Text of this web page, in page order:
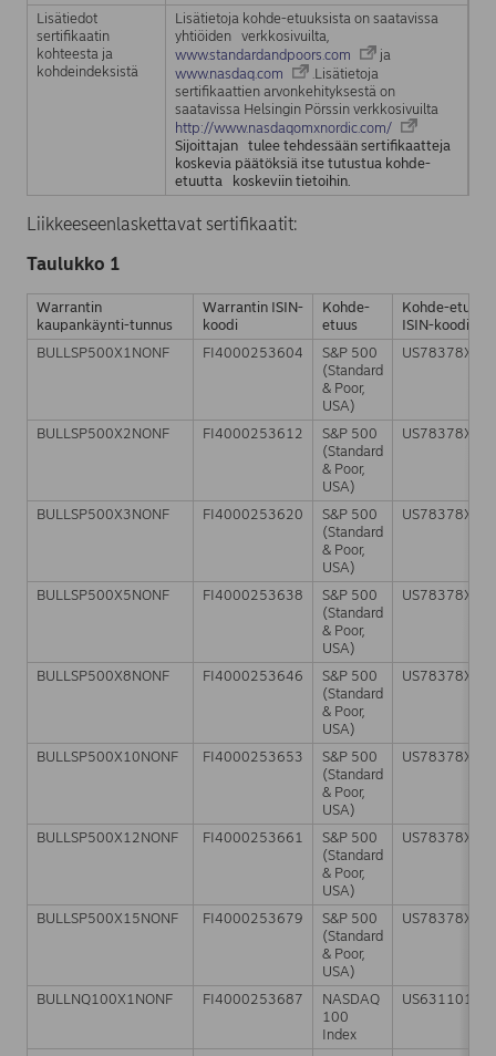
Lisätiedot
sertifikaatin
kohteesta ja
kohdeindeksistä
Lisätietoja kohde-etuuksista on saatavissa
yhtiöiden verkkosivuilta,
www.standardandpoors.com
ja
www.nasdaq.com
.Lisätietoja
sertifikaattien arvonkehityksestä on
saatavissa Helsingin Pörssin verkkosivuilta
http://www.nasdaqomxnordic.com/
Sijoittajan tulee tehdessään sertifikaatteja
koskevia päätöksiä itse tutustua kohde-
etuutta koskeviin tietoihin.
Liikkeeseenlaskettavat sertifikaatit:
Taulukko 1
Warrantin
kaupankäynti-tunnus
Warrantin ISIN-
koodi
Kohde-
etuus
Kohde-
ISIN-koodi
BULLSP500X1NONF
FI4000253604
S&P 500
(Standard
& Poor,
USA)
BULLSP500X2NONF FI4000253612
S&P 500
(Standard
& Poor,
USA)
BULLSP500X3NONF FI4000253620
S&P 500
(Standard
& Poor,
USA)
BULLSP500X5NONF FI4000253638
S&P 500
(Standard
& Poor,
USA)
BULLSP500X8NONF FI4000253646
S&P 500
(Standard
& Poor,
USA)
BULLSP500X10NONF FI4000253653
S&P 500
(Standard
& Poor,
USA)
BULLSP500X12NONF FI4000253661
S&P 500
(Standard
& Poor,
USA)
BULLSP500X15NONF FI4000253679
S&P 500
(Standard
& Poor,
USA)
BULLNQ100X1NONF FI4000253687
NASDAQ
100
Index